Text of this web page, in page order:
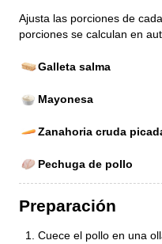
Ajusta las porciones de
porciones se calculan en
Galleta salma
Mayonesa
Zanahoria cruda
Pechuga de pollo
Preparación
Cuece el pollo en una